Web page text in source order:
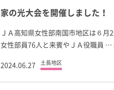
家の光大会を開催しました！
ＪＡ高知県女性部南国市地区は６月
女性部員76人と来賓やＪＡ役職員 …
2024.06.27 土長地区